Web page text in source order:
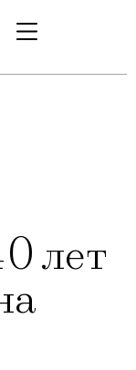
лет